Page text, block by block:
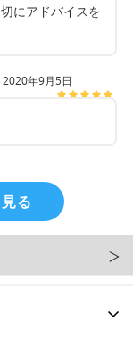
にアドバイスを
2020年9月5日
る